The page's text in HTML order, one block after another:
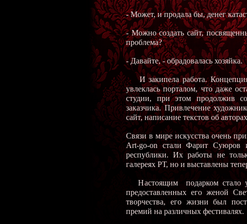
- Может, и продала бы, денег
- Можно создать сайт,
проблема?
- Давайте, - обрадовалась хозяйка.
И закипела работа. Концепция,
увлеклась порталом, что даже
студии, при этом продолжив
заказчика. Привлечение
сайт, написание текстов об
Связи в мире искусства очень
Art-go-on стали Фарит Суюров
республики. Их работы не
галереях РТ, но и выставлены
Настоящим подарком стало
предоставленных его женой
творчества, его жизни был
премий на различных фестивалях.